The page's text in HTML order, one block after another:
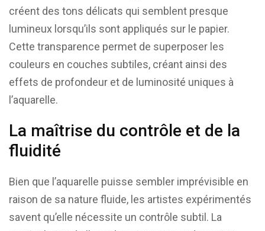
créent des tons délicats qui semblent presque
lumineux lorsqu’ils sont appliqués sur le papier.
Cette transparence permet de superposer les
couleurs en couches subtiles, créant ainsi des
effets de profondeur et de luminosité uniques à
l’aquarelle.
La maîtrise du contrôle et de la
fluidité
Bien que l’aquarelle puisse sembler imprévisible en
raison de sa nature fluide, les artistes expérimentés
savent qu’elle nécessite un contrôle subtil. La